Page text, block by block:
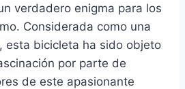
verdadero enigma para los
Considerada como una
esta bicicleta ha sido objeto
por parte de
de este apasionante